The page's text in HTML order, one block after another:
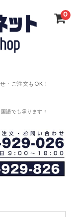
・ご注文もOK！
語でも承ります！
0